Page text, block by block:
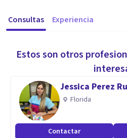
Consultas Experiencia
Estos son otros
Jessica Perez
Florida
Contactar